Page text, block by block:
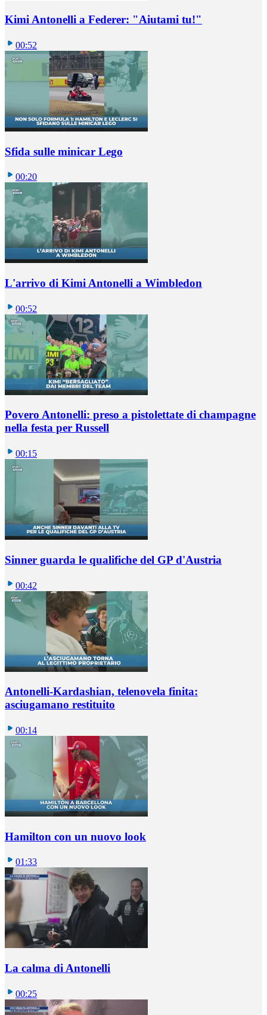
Kimi Antonelli a Federer: "Aiutami tu!"
00:52
Sfida sulle minicar Lego
00:20
L'arrivo di Kimi Antonelli a Wimbledon
00:52
Povero Antonelli: preso a pistolettate di champagne
nella festa per Russell
00:15
Sinner guarda le qualifiche del GP d'Austria
00:42
Antonelli-Kardashian, telenovela finita:
asciugamano restituito
00:14
Hamilton con un nuovo look
01:33
La calma di Antonelli
00:25